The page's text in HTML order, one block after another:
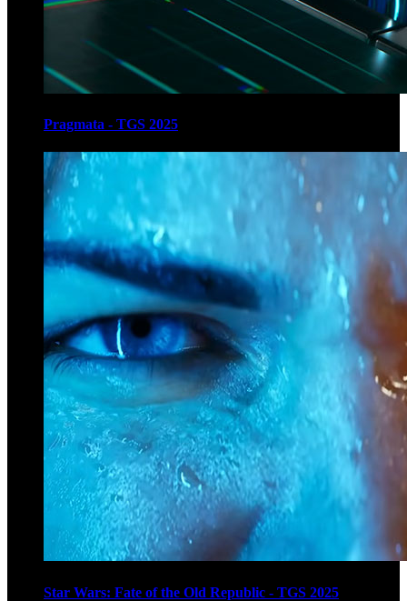
Pragmata - TGS 2025
Star Wars: Fate of the Old Republic - TGS 2025